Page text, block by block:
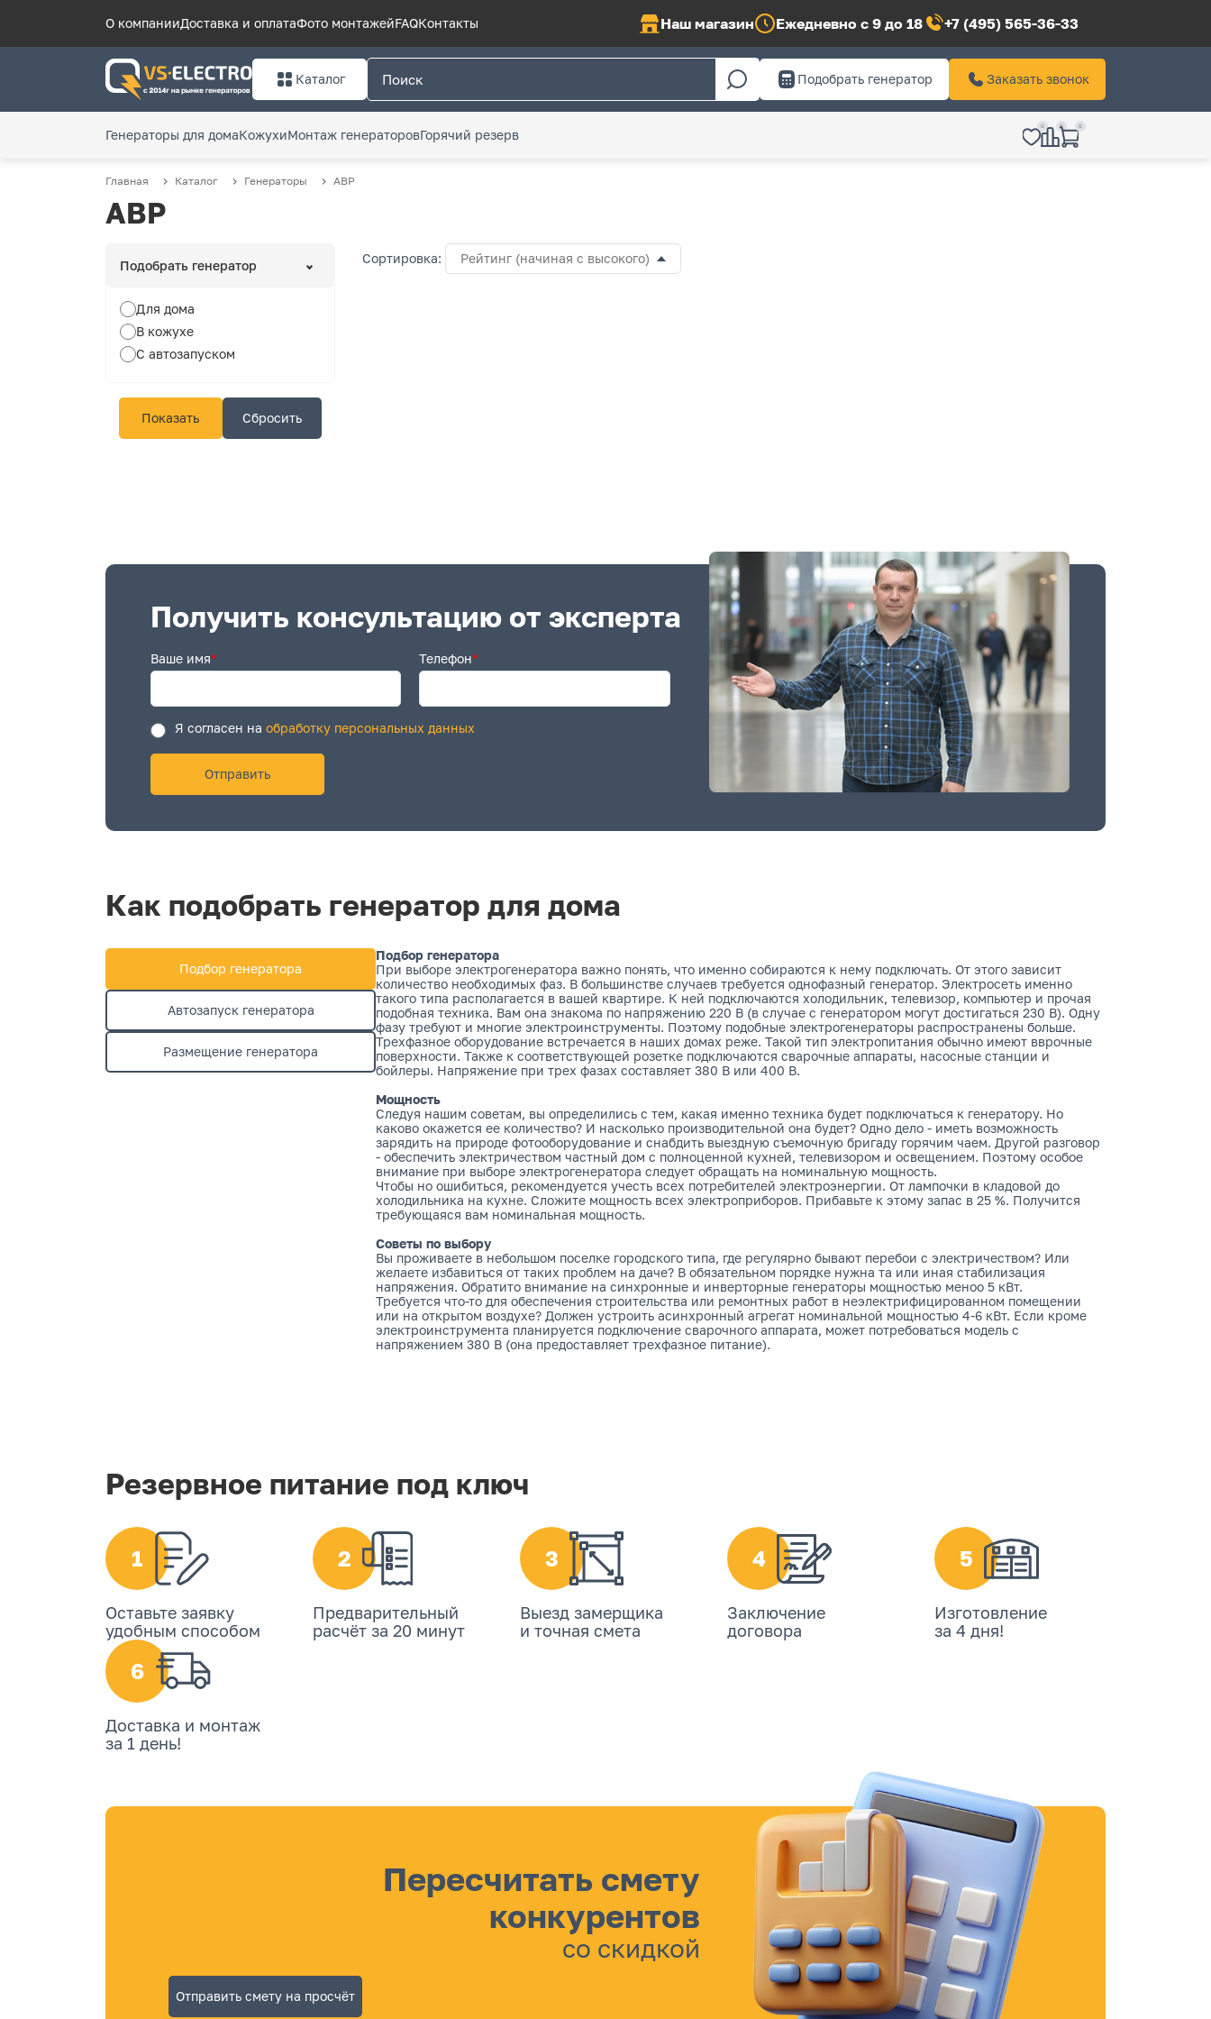
О компанииДоставка и оплатаФото монтажейFAQКонтакты Наш магазин Ежедневно с 9 до 18 +7 (495) 565-36-33
Каталог Подобрать генератор Заказать звонок
Генераторы для домаКожухиМонтаж генераторовГорячий резерв
0 0 0
Главная Каталог Генераторы АВР
АВР
Подобрать генератор
Для дома
В кожухе
С автозапуском
Сортировка: Рейтинг (начиная с высокого)
Получить консультацию от эксперта
Ваше имя* Телефон*
Я согласен на обработку персональных данных
Как подобрать генератор для дома
Подбор генератора
Автозапуск генератора
Размещение генератора
Подбор генератора
При выборе электрогенератора важно понять, что именно собираются к нему подключать. От этого зависит
количество необходимых фаз. В большинстве случаев требуется однофазный генератор. Электросеть именно
такого типа располагается в вашей квартире. К ней подключаются холодильник, телевизор, компьютер и прочая
подобная техника. Вам она знакома по напряжению 220 В (в случае с генератором могут достигаться 230 В). Одну
фазу требуют и многие электроинструменты. Поэтому подобные электрогенераторы распространены больше.
Трехфазное оборудование встречается в наших домах реже. Такой тип электропитания обычно имеют вврочные
поверхности. Также к соответствующей розетке подключаются сварочные аппараты, насосные станции и
бойлеры. Напряжение при трех фазах составляет 380 В или 400 В.
Мощность
Следуя нашим советам, вы определились с тем, какая именно техника будет подключаться к генератору. Но
каково окажется ее количество? И насколько производительной она будет? Одно дело - иметь возможность
зарядить на природе фотооборудование и снабдить выездную съемочную бригаду горячим чаем. Другой разговор
- обеспечить электричеством частный дом с полноценной кухней, телевизором и освещением. Поэтому особое
внимание при выборе электрогенератора следует обращать на номинальную мощность.
Чтобы но ошибиться, рекомендуется учесть всех потребителей электроэнергии. От лампочки в кладовой до
холодильника на кухне. Сложите мощность всех электроприборов. Прибавьте к этому запас в 25 %. Получится
требующаяся вам номинальная мощность.
Советы по выбору
Вы проживаете в небольшом поселке городского типа, где регулярно бывают перебои с электричеством? Или
желаете избавиться от таких проблем на даче? В обязательном порядке нужна та или иная стабилизация
напряжения. Обратито внимание на синхронные и инверторные генераторы мощностью меноо 5 кВт.
Требуется что-то для обеспечения строительства или ремонтных работ в неэлектрифицированном помещении
или на открытом воздухе? Должен устроить асинхронный агрегат номинальной мощностью 4-6 кВт. Если кроме
электроинструмента планируется подключение сварочного аппарата, может потребоваться модель с
напряжением 380 В (она предоставляет трехфазное питание).
Резервное питание под ключ
1
Оставьте заявку
удобным способом
2
Предварительный
расчёт за 20 минут
3
Выезд замерщика
и точная смета
4
Заключение
договора
5
Изготовление
за 4 дня!
6
Доставка и монтаж
за 1 день!
Пересчитать смету
конкурентов
со скидкой
Отправить смету на просчёт